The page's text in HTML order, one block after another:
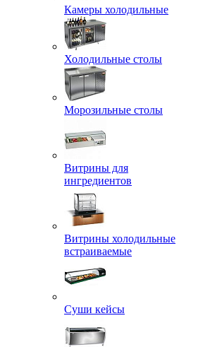
Камеры холодильные
Холодильные столы
Морозильные столы
Витрины для
ингредиентов
Витрины холодильные
встраиваемые
Суши кейсы